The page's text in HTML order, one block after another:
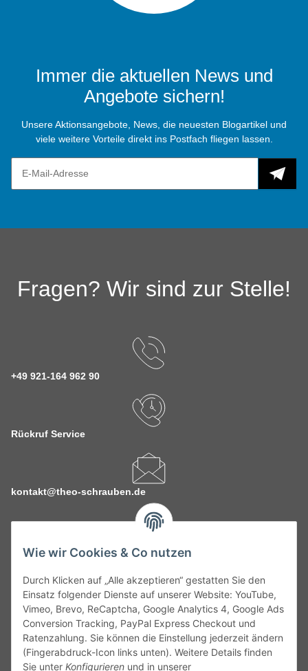
Wie wir Cookies & Co nutzen
Durch Klicken auf „Alle akzeptieren“ gestatten Sie den
Einsatz folgender Dienste auf unserer Website: YouTube,
Vimeo, Brevo, ReCaptcha, Google Analytics 4, Google Ads
Conversion Tracking, PayPal Express Checkout und
Ratenzahlung. Sie können die Einstellung jederzeit ändern
(Fingerabdruck-Icon links unten). Weitere Details finden
Sie unter Konfigurieren und in unserer
Immer die aktuellen News und
Angebote sichern!
Unsere Aktionsangebote, News, die neuesten Blogartikel und
viele weitere Vorteile direkt ins Postfach fliegen lassen.
Fragen? Wir sind zur Stelle!
+49 921-164 962 90
Rückruf Service
kontakt@theo-schrauben.de
Service
Gesetzliche Informationen
Alle technischen Angaben ohne Gewähr. Irrtümer und fehlerhafte